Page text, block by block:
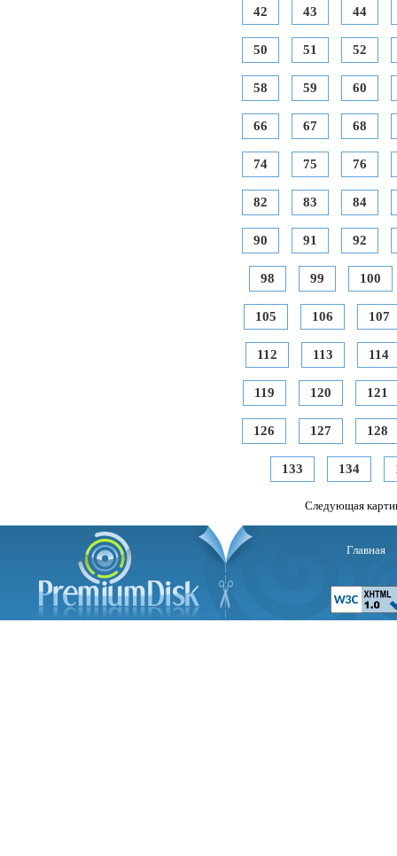
42 43 44
50 51 52
58 59 60
66 67 68
74 75 76
82 83 84
90 91 92
98 99 100
105 106 107
112 113 114
119 120 121
126 127 128
133 134
Следующая
Главная